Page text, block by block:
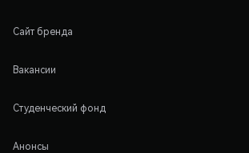
Сайт бренда
Вакансии
Студенческий фонд
Анонсы